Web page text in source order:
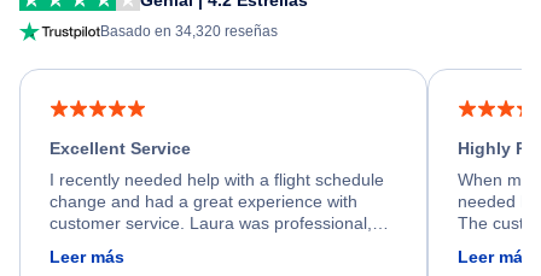
Basado en 34,320 reseñas
Excellent Service
I recently needed help with a flight schedule
change and had a great experience with
customer service. Laura was professional,
friendly, and very helpful throughout the
process. She quickly found a solution and
Leer más
Highly
When my
needed
The
calm,
Leer más